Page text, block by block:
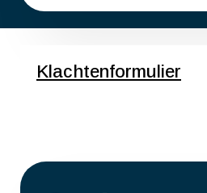
Klachtenformulier